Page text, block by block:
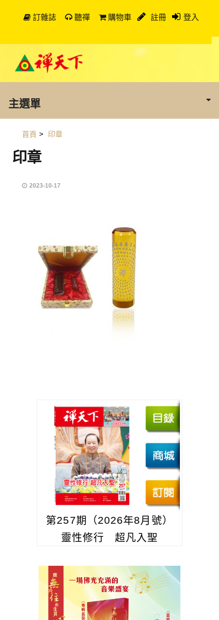
訂雜誌 聽禪 購物車 註冊 登入
主選單
首頁 > 印章
印章
2023-10-17
第257期（2026年8月號）
靈性修行 超凡入聖